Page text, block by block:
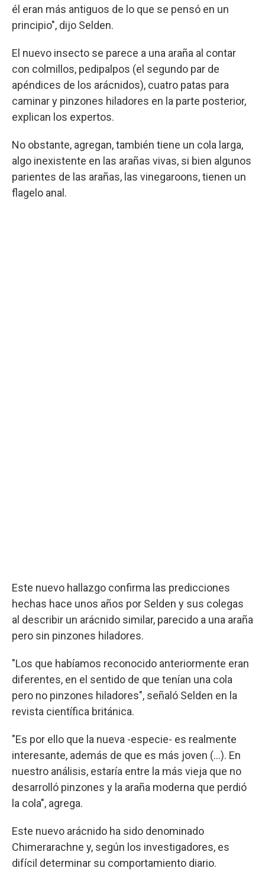
él eran más antiguos de lo que se pensó en un
principio", dijo Selden.
El nuevo insecto se parece a una araña al contar
con colmillos, pedipalpos (el segundo par de
apéndices de los arácnidos), cuatro patas para
caminar y pinzones hiladores en la parte posterior,
explican los expertos.
No obstante, agregan, también tiene un cola larga,
algo inexistente en las arañas vivas, si bien algunos
parientes de las arañas, las vinegaroons, tienen un
flagelo anal.
Este nuevo hallazgo confirma las predicciones
hechas hace unos años por Selden y sus colegas
al describir un arácnido similar, parecido a una araña
pero sin pinzones hiladores.
"Los que habíamos reconocido anteriormente eran
diferentes, en el sentido de que tenían una cola
pero no pinzones hiladores", señaló Selden en la
revista científica británica.
"Es por ello que la nueva -especie- es realmente
interesante, además de que es más joven (...). En
nuestro análisis, estaría entre la más vieja que no
desarrolló pinzones y la araña moderna que perdió
la cola", agrega.
Este nuevo arácnido ha sido denominado
Chimerarachne y, según los investigadores, es
difícil determinar su comportamiento diario.